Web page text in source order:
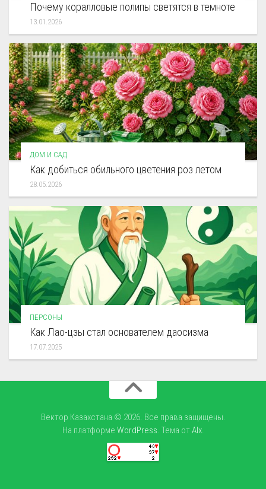
Почему коралловые полипы светятся в темноте
13.01.2026
ДОМ И САД
Как добиться обильного цветения роз летом
28.05.2026
ПЕРСОНЫ
Как Лао-цзы стал основателем даосизма
17.07.2025
Вектор Казахстана © 2026. Все права защищены.
На платформе WordPress. Тема отAlx.